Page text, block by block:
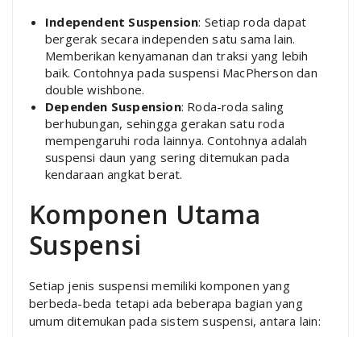
Independent Suspension: Setiap roda dapat
bergerak secara independen satu sama lain.
Memberikan kenyamanan dan traksi yang lebih
baik. Contohnya pada suspensi MacPherson dan
double wishbone.
Dependen Suspension: Roda-roda saling
berhubungan, sehingga gerakan satu roda
mempengaruhi roda lainnya. Contohnya adalah
suspensi daun yang sering ditemukan pada
kendaraan angkat berat.
Komponen Utama
Suspensi
Setiap jenis suspensi memiliki komponen yang
berbeda-beda tetapi ada beberapa bagian yang
umum ditemukan pada sistem suspensi, antara lain: